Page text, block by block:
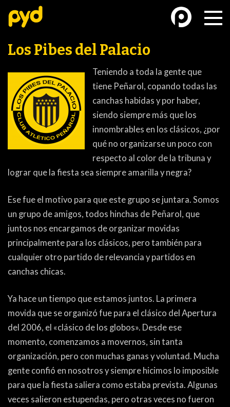
BASKETBALL FÚTBOL FEMENINO
FUTSAL FUTSAL FEMENINO
ACTUALIDAD
3ERA DIVISIÓN
PARTIDOS
CONTENIDOS
COLUMNAS
ELECCIONES
ENTREVISTAS
OTROS DEPORTES
ATLETISMO
FÚTBOL PLAYA
MÁS DE PYD
HISTORIA
FORO
Los Pibes del Palacio
Teniendo a toda la gente que
tiene Peñarol, copando todas las
canchas habidas y por haber,
siendo siempre más que los
innombrables en los clásicos, ¿por
qué no organizarse un poco con
respecto al color de la tribuna y
lograr que la fiesta sea siempre amarilla y negra?
Ese fue el motivo para que este grupo se juntara. Somos
un grupo de amigos, todos hinchas de Peñarol, que
juntos nos encargamos de organizar movidas
principalmente para los clásicos, pero también para
cualquier otro partido de relevancia y partidos en
canchas chicas.
Ya hace un tiempo que estamos juntos. La primera
movida que se organizó fue para el clásico del Apertura
del 2006, el «clásico de los globos». Desde ese
momento, comenzamos a movernos, sin tanta
organización, pero con muchas ganas y voluntad. Mucha
gente confió en nosotros y siempre hicimos lo imposible
para que la fiesta saliera como estaba prevista. Algunas
veces salieron estupendas, pero otras veces no fueron